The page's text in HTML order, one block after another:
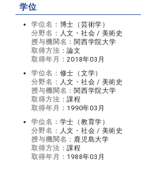
学位
学位名： 博士（芸術学）
分野名： 人文・社会 / 美術史
授与機関名： 関西学院大学
取得方法：論文
取得年月：2018年03月
学位名： 修士（文学）
分野名： 人文・社会 / 美術史
授与機関名： 関西学院大学
取得方法：課程
取得年月： 1990年03月
学位名： 学士（教育学）
分野名： 人文・社会 / 美術史
授与機関名： 鹿児島大学
取得方法：課程
取得年月： 1988年03月